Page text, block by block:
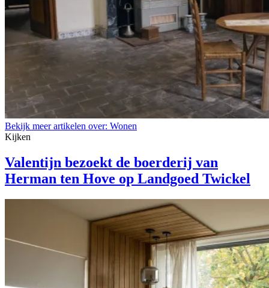
Bekijk meer artikelen over: Wonen
Kijken
Valentijn bezoekt de boerderij van
Herman ten Hove op Landgoed Twickel